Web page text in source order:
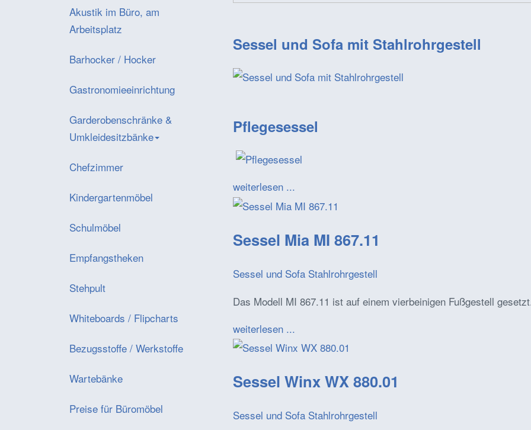
Sessel und Sofa mit Stahlrohrgestell
Pflegesessel
weiterlesen ...
Sessel Mia MI 867.11
Sessel und Sofa Stahlrohrgestell
Das Modell MI 867.11 ist auf einem vierbeinigen Fußgestell
weiterlesen ...
Sessel Winx WX 880.01
Sessel und Sofa Stahlrohrgestell
Akustik im Büro, am
Arbeitsplatz
Barhocker / Hocker
Gastronomieeinrichtung
Garderobenschränke &
Umkleidesitzbänke
Chefzimmer
Kindergartenmöbel
Schulmöbel
Empfangstheken
Stehpult
Whiteboards / Flipcharts
Bezugsstoffe / Werkstoffe
Wartebänke
Preise für Büromöbel